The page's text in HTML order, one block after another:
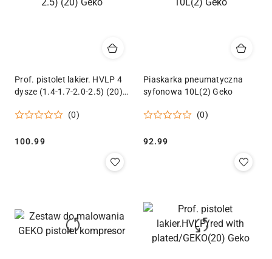
Prof. pistolet lakier. HVLP 4
dysze (1.4-1.7-2.0-2.5) (20)
(0)
Cena:
100.99
Piaskarka pneumatyczna
syfonowa 10L(2) Geko
(0)
Cena:
92.99